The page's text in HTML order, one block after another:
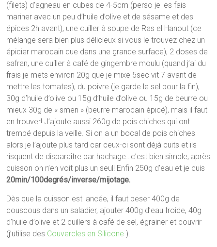
(filets) d’agneau en cubes de 4-5cm (perso je les fais
mariner avec un peu d’huile d’olive et de sésame et des
épices 2h avant), une cuiller à soupe de Ras el Hanout (ce
mélange sera bien plus délicieux si vous le trouvez chez un
épicier marocain que dans une grande surface), 2 doses de
safran, une cuiller à café de gingembre moulu (quand j’ai du
frais je mets environ 20g que je mixe 5sec vit 7 avant de
mettre les tomates), du poivre (je garde le sel pour la fin),
30g d’huile d’olive ou 15g d’huile d’olive ou 15g de beurre ou
mieux 30g de « smen » (beurre marocain épicé), mais il faut
en trouver! J’ajoute aussi 260g de pois chiches qui ont
trempé depuis la veille. Si on a un bocal de pois chiches
alors je l’ajoute plus tard car ceux-ci sont déjà cuits et ils
risquent de disparaître par hachage…c’est bien simple, après
cuisson on n’en voit plus un seul! Enfin 250g d’eau et je cuis
20min/100degrés/inverse/mijotage.
Dès que la cuisson est lancée, il faut peser 400g de
couscous dans un saladier, ajouter 400g d’eau froide, 40g
d’huile d’olive et 2 cuillers à café de sel, égrainer et couvrir
(j’utilise des Couvercles en Silicone ).